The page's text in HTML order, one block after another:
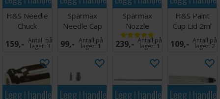
H&S Needle
Chuck
159,- Antall på
lager:3
Sparmax
Needle Cap
GP-850
99,- Antall på
lager:1
Sparmax
Nozzle
0,5mm GP-
850
239,- Antall på
lager:1
H&S Paint
Cup Lid 2ml
109,- Antall på
lager:2
Legg i handlekurvenLegg i handlekurvenLegg i handlekurven
Legg i